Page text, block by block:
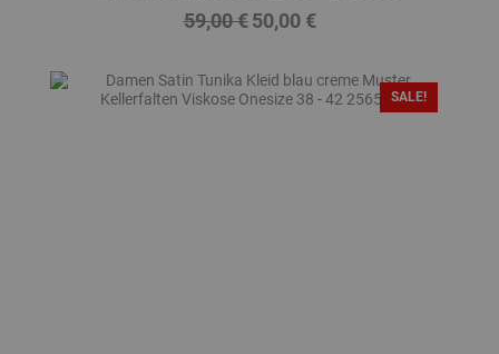
Regulärer
59,00 € Preis
50,00 €
SALE!